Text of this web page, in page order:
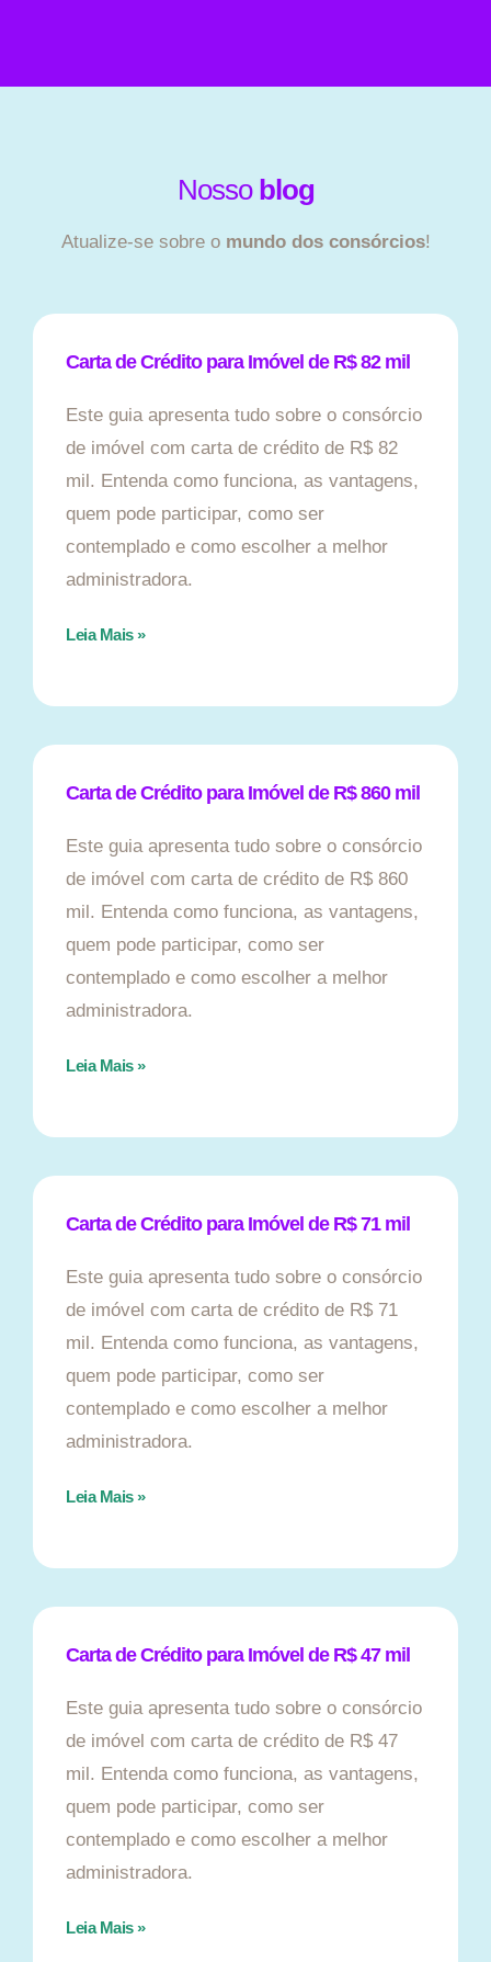
Nosso blog
Atualize-se sobre o mundo dos consórcios!
Carta de Crédito para Imóvel de R$ 82 mil
Este guia apresenta tudo sobre o consórcio
de imóvel com carta de crédito de R$ 82
mil. Entenda como funciona, as vantagens,
quem pode participar, como ser
contemplado e como escolher a melhor
administradora.
Leia Mais »
Carta de Crédito para Imóvel de R$ 860 mil
Este guia apresenta tudo sobre o consórcio
de imóvel com carta de crédito de R$ 860
mil. Entenda como funciona, as vantagens,
quem pode participar, como ser
contemplado e como escolher a melhor
administradora.
Leia Mais »
Carta de Crédito para Imóvel de R$ 71 mil
Este guia apresenta tudo sobre o consórcio
de imóvel com carta de crédito de R$ 71
mil. Entenda como funciona, as vantagens,
quem pode participar, como ser
contemplado e como escolher a melhor
administradora.
Leia Mais »
Carta de Crédito para Imóvel de R$ 47 mil
Este guia apresenta tudo sobre o consórcio
de imóvel com carta de crédito de R$ 47
mil. Entenda como funciona, as vantagens,
quem pode participar, como ser
contemplado e como escolher a melhor
administradora.
Leia Mais »